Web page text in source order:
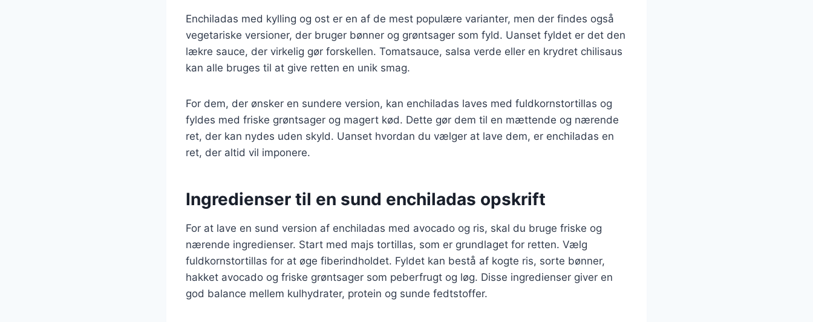
Enchiladas med kylling og ost er en af de mest populære varianter, men der findes også
vegetariske versioner, der bruger bønner og grøntsager som fyld. Uanset fyldet er det den
lækre sauce, der virkelig gør forskellen. Tomatsauce, salsa verde eller en krydret chilisaus
kan alle bruges til at give retten en unik smag.
For dem, der ønsker en sundere version, kan enchiladas laves med fuldkornstortillas og
fyldes med friske grøntsager og magert kød. Dette gør dem til en mættende og nærende
ret, der kan nydes uden skyld. Uanset hvordan du vælger at lave dem, er enchiladas en
ret, der altid vil imponere.
Ingredienser til en sund enchiladas opskrift
For at lave en sund version af enchiladas med avocado og ris, skal du bruge friske og
nærende ingredienser. Start med majs tortillas, som er grundlaget for retten. Vælg
fuldkornstortillas for at øge fiberindholdet. Fyldet kan bestå af kogte ris, sorte bønner,
hakket avocado og friske grøntsager som peberfrugt og løg. Disse ingredienser giver en
god balance mellem kulhydrater, protein og sunde fedtstoffer.